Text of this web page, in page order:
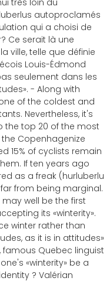
très loin du
autoproclamés
qui a choisi de
Ce serait là une
ville, telle que définie
Louis-Édmond
seulement dans les
- Along with
of the coldest and
Nevertheless, it's
the top 20 of the most
Copenhagenize
15% of cyclists remain
If ten years ago
as a freak (hurluberlu
from being marginal.
well be the first
its «winterity».
winter rather than
as it is in attitudes»
famous Quebec linguist
«winterity» be a
? Valérian